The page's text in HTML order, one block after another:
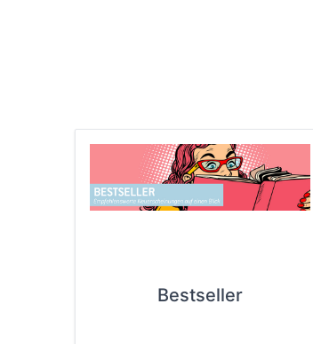
Bestseller